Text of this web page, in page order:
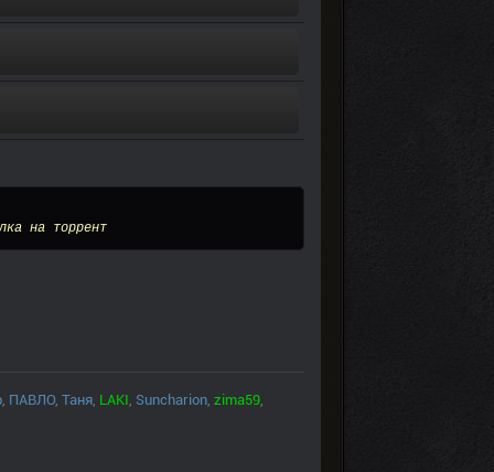
на торрент
, ПАВЛО, Таня, LAKI, Suncharion, zima59,